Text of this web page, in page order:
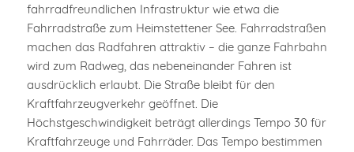
fahrradfreundlichen Infrastruktur wie etwa die
Fahrradstraße zum Heimstettener See. Fahrradstraßen
machen das Radfahren attraktiv – die ganze Fahrbahn
wird zum Radweg, das nebeneinander Fahren ist
ausdrücklich erlaubt. Die Straße bleibt für den
Kraftfahrzeugverkehr geöffnet. Die
Höchstgeschwindigkeit beträgt allerdings Tempo 30 für
Kraftfahrzeuge und Fahrräder. Das Tempo bestimmen